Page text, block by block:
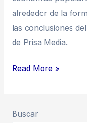
alrededor de la
las conclusiones
de Prisa Media.
Read More »
Buscar